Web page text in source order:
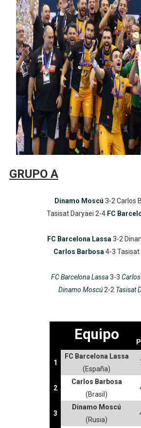
Athletes Unlimited Softball
Mundial de piragüismo slalom
Tour de Francia masculino 2026
Mundial de Fórmula 1 2026 -
Copa del Mundo femenina 2026 -
Campeonato de Europa de
GRUPO A
Dinamo Moscú 3-2 Carlos
Tasisat Daryaei 2-4FC
FC Barcelona Lassa3-2
Carlos Barbosa 4-3 Tasisat
FC Barcelona Lassa3-3
Dinamo Moscú 2-2 Tasisat
Equipo
1
FC Barcelona Lassa
(España)
2
Carlos Barbosa
(Brasil)
3
Dinamo Moscú
(Rusia)